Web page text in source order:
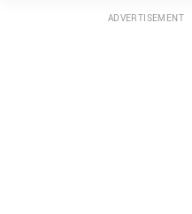
ADVERTISEMENT